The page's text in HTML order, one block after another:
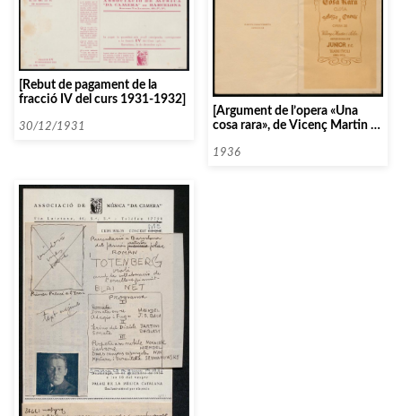
[Rebut de pagament de la
fracció IV del curs 1931-1932]
30/12/1931
[Argument de l’opera «Una
cosa rara», de Vicenç Martin i
1936